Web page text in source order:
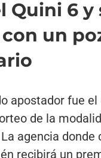
Quini 6 y
un
apostador fue
de la
agencia donde
recibirá un